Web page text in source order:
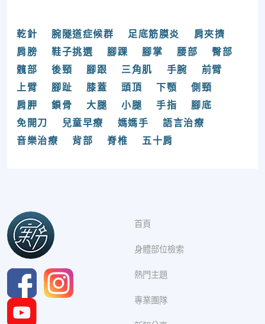
乾針 腕隧道症候群 足底筋膜炎
肩夾擠
肩膀
鞋子挑選 腳踝 腳掌 腰部
臀部
髖部
後頸 腳跟 三角肌 手腕
前臂
上臂
腳趾 膝蓋 頭頂 下顎
側頸
肩胛
鎖骨 大腿 小腿 手指
腳底
免開刀
兒童早療 媽媽手
語言治療
音樂治療
背部 脊椎 五十肩
首頁
身體部位檢索
熱門主題
專業團隊